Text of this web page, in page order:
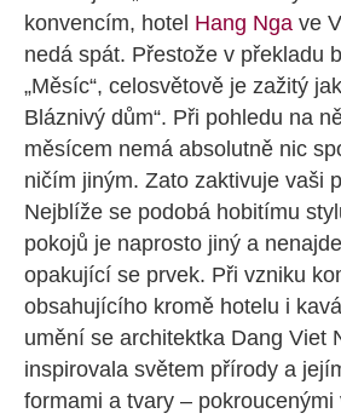
konvencím, hotel Hang Nga ve
nedá spát. Přestože v překladu
„Měsíc“, celosvětově je zažitý
Bláznivý dům“. Při pohledu na
měsícem nemá absolutně nic
ničím jiným. Zato zaktivuje vaši
Nejblíže se podobá hobitímu
pokojů je naprosto jiný a
opakující se prvek. Při vzniku
obsahujícího kromě hotelu i
umění se architektka Dang Viet
inspirovala světem přírody a
formami a tvary – pokroucenými